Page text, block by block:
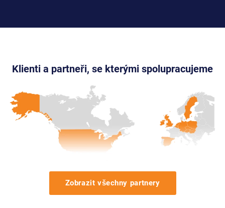
Klienti a partneři, se kterými spolupracujeme
Zobrazit všechny partnery